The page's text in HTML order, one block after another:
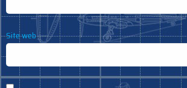
Site web